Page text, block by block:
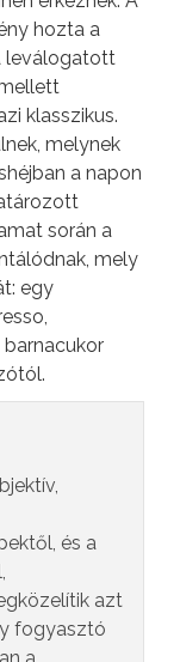
hozta a
leválogatott
klasszikus.
melynek
a napon
során a
mely
egy
és a
azt
fogyasztó